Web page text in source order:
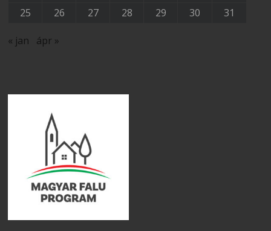
25
26 27 28 29 30 31
« jan ápr »